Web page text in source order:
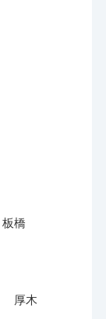
板橋
厚木